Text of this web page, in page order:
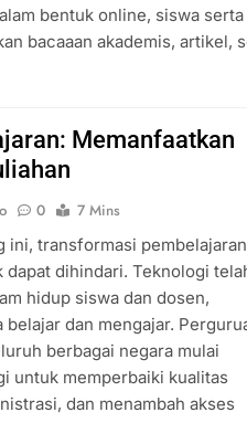
bentuk online, siswa
bacaaan akademis, artikel,
Memanfaatkan
0
7 Mins
ini, transformasi
dihindari. Teknologi
hidup siswa dan dosen,
dan mengajar.
berbagai negara mulai
untuk memperbaiki kualitas
dan menambah akses